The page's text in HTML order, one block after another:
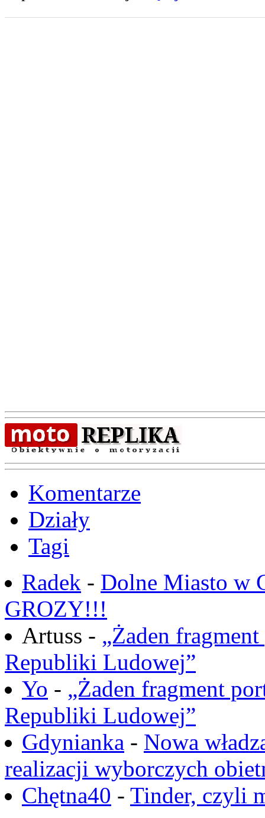
Komentarze
Działy
Tagi
Radek - Dolne Miasto w
GROZY!!!
Artuss - „Żaden
Republiki Ludowej”
Yo - „Żaden fragment
Republiki Ludowej”
Gdynianka - Nowa
realizacji wyborczych
Chętna40 - Tinder, czyli